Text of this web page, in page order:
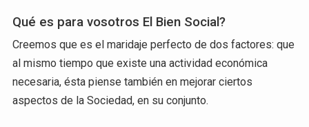
Qué es para vosotros El Bien Social?
Creemos que es el maridaje perfecto de dos factores: que
al mismo tiempo que existe una actividad económica
necesaria, ésta piense también en mejorar ciertos
aspectos de la Sociedad, en su conjunto.